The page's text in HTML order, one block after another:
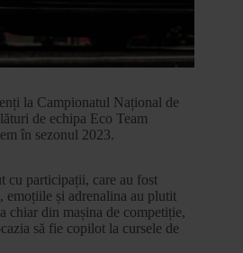
la Campionatul Național de
de echipa Eco Team
în sezonul 2023.
cu participații, care au fost
emoțiile și adrenalina au plutit
chiar din mașina de competiție,
să fie copilot la cursele de